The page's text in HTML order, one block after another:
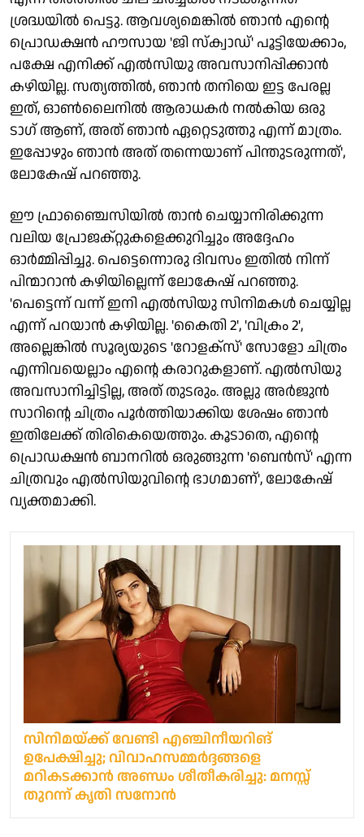
ശ്രദ്ധയില്‍ പെട്ടു. ആവശ്യമെങ്കില്‍ ഞാന്‍ എന്റെ
പ്രൊഡക്ഷന്‍ ഹൗസായ 'ജി സ്‌ക്വാഡ്' പൂട്ടിയേക്കാം,
പക്ഷേ എനിക്ക് എല്‍സിയു അവസാനിപ്പിക്കാന്‍
കഴിയില്ല. സത്യത്തില്‍, ഞാന്‍ തനിയെ ഇട്ട പേരല്ല
ഇത്, ഓണ്‍ലൈനില്‍ ആരാധകര്‍ നല്‍കിയ ഒരു
ടാഗ് ആണ്, അത് ഞാന്‍ ഏറ്റെടുത്തു എന്ന് മാത്രം.
ഇപ്പോഴും ഞാന്‍ അത് തന്നെയാണ് പിന്തുടരുന്നത്',
ലോകേഷ് പറഞ്ഞു.
ഈ ഫ്രാഞ്ചൈസിയില്‍ താന്‍ ചെയ്യാനിരിക്കുന്ന
വലിയ പ്രോജക്റ്റുകളെക്കുറിച്ചും അദ്ദേഹം
ഓര്‍മ്മിപ്പിച്ചു. പെട്ടെന്നൊരു ദിവസം ഇതില്‍ നിന്ന്
പിന്മാറാന്‍ കഴിയില്ലെന്ന് ലോകേഷ് പറഞ്ഞു.
'പെട്ടെന്ന് വന്ന് ഇനി എല്‍സിയു സിനിമകള്‍ ചെയ്യില്ല
എന്ന് പറയാന്‍ കഴിയില്ല. 'കൈതി 2', 'വിക്രം 2',
അല്ലെങ്കില്‍ സൂര്യയുടെ 'റോളക്‌സ്' സോളോ ചിത്രം
എന്നിവയെല്ലാം എന്റെ കരാറുകളാണ്. എല്‍സിയു
അവസാനിച്ചിട്ടില്ല, അത് തുടരും. അല്ലു അര്‍ജുന്‍
സാറിന്റെ ചിത്രം പൂര്‍ത്തിയാക്കിയ ശേഷം ഞാന്‍
ഇതിലേക്ക് തിരികെയെത്തും. കൂടാതെ, എന്റെ
പ്രൊഡക്ഷന്‍ ബാനറില്‍ ഒരുങ്ങുന്ന 'ബെന്‍സ്' എന്ന
ചിത്രവും എല്‍സിയുവിന്റെ ഭാഗമാണ്', ലോകേഷ്
വ്യക്തമാക്കി.
സിനിമയ്ക്ക് വേണ്ടി എഞ്ചിനീയറിങ്
ഉപേക്ഷിച്ചു; വിവാഹസമ്മർദ്ദങ്ങളെ
മറികടക്കാൻ അണ്ഡം ശീതീകരിച്ചു: മനസ്സ്
തുറന്ന് കൃതി സനോൻ